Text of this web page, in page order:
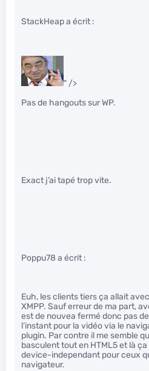
StackHeap a écrit :
" />
Pas de hangouts sur WP.
Exact j’ai tapé trop vite.
Poppu78 a écrit :
Euh, les clients tiers ça allait
XMPP. Sauf erreur de ma part,
est de nouvea fermé donc pas
l’instant pour la vidéo via le
plugin. Par contre il me semble
basculent tout en HTML5 et là
device-independant pour ceux
navigateur.